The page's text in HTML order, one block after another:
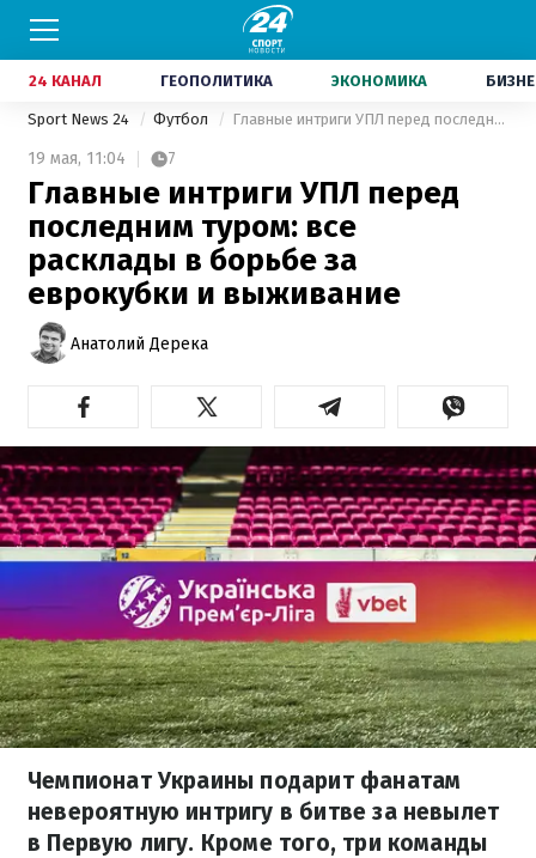
24 КАНАЛ ГЕОПОЛИТИКА ЭКОНОМИКА
Sport News 24 Футбол Главные интриги УПЛ перед последним туром: все расклады в борьбе за еврокубки и выживание
19 мая, 11:04 7
Главные интриги УПЛ перед
последним туром: все
расклады в борьбе за
еврокубки и выживание
Анатолий Дерека
Чемпионат Украины подарит фанатам
невероятную интригу в битве за невылет
в Первую лигу. Кроме того, три команды